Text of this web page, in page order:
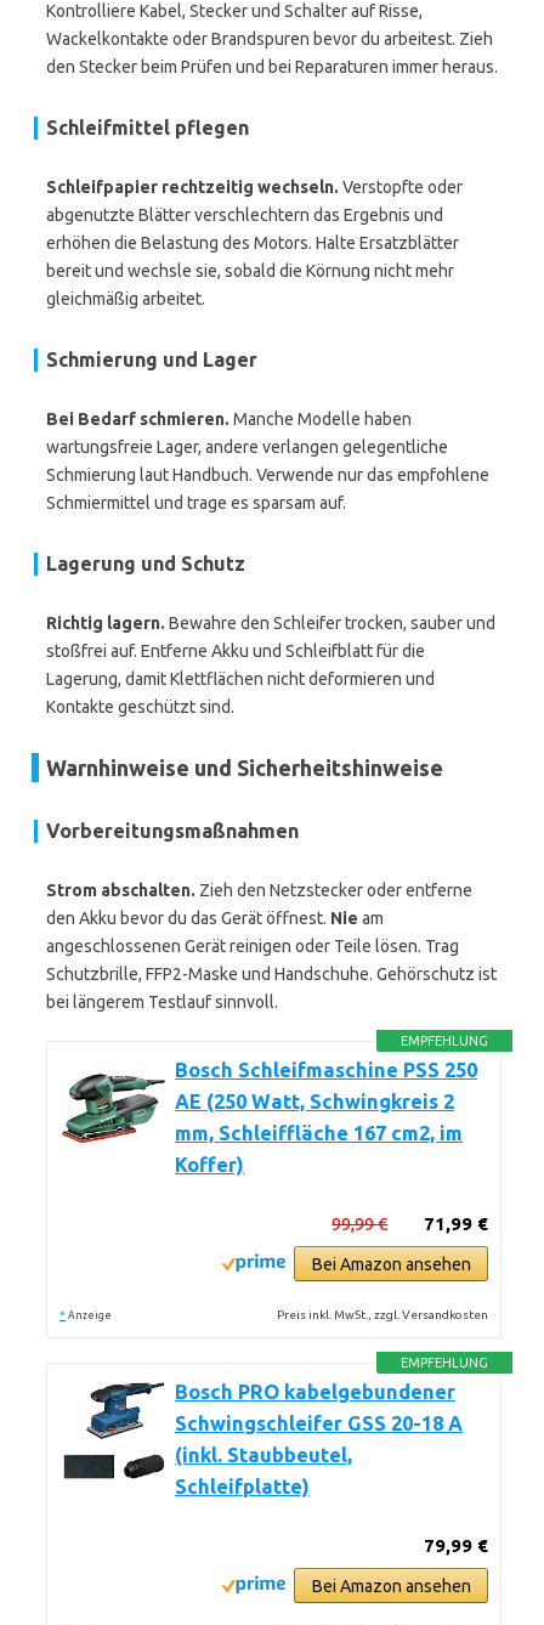
Kontrolliere Kabel, Stecker und Schalter auf Risse,
Wackelkontakte oder Brandspuren bevor du arbeitest. Zieh
den Stecker beim Prüfen und bei Reparaturen immer heraus.
Schleifmittel pflegen
Schleifpapier rechtzeitig wechseln. Verstopfte oder
abgenutzte Blätter verschlechtern das Ergebnis und
erhöhen die Belastung des Motors. Halte Ersatzblätter
bereit und wechsle sie, sobald die Körnung nicht mehr
gleichmäßig arbeitet.
Schmierung und Lager
Bei Bedarf schmieren. Manche Modelle haben
wartungsfreie Lager, andere verlangen gelegentliche
Schmierung laut Handbuch. Verwende nur das empfohlene
Schmiermittel und trage es sparsam auf.
Lagerung und Schutz
Richtig lagern. Bewahre den Schleifer trocken, sauber und
stoßfrei auf. Entferne Akku und Schleifblatt für die
Lagerung, damit Klettflächen nicht deformieren und
Kontakte geschützt sind.
Warnhinweise und Sicherheitshinweise
Vorbereitungsmaßnahmen
Strom abschalten. Zieh den Netzstecker oder entferne
den Akku bevor du das Gerät öffnest. Nie am
angeschlossenen Gerät reinigen oder Teile lösen. Trag
Schutzbrille, FFP2-Maske und Handschuhe. Gehörschutz ist
bei längerem Testlauf sinnvoll.
EMPFEHLUNG
Bosch Schleifmaschine PSS 250
AE (250 Watt, Schwingkreis 2
mm, Schleiffläche 167 cm2, im
Koffer)
71,99 €
99,99 €
Bei Amazon ansehen
* Anzeige Preis inkl. MwSt., zzgl. Versandkosten
EMPFEHLUNG
Bosch PRO kabelgebundener
Schwingschleifer GSS 20-18 A
(inkl. Staubbeutel,
Schleifplatte)
79,99 €
Bei Amazon ansehen